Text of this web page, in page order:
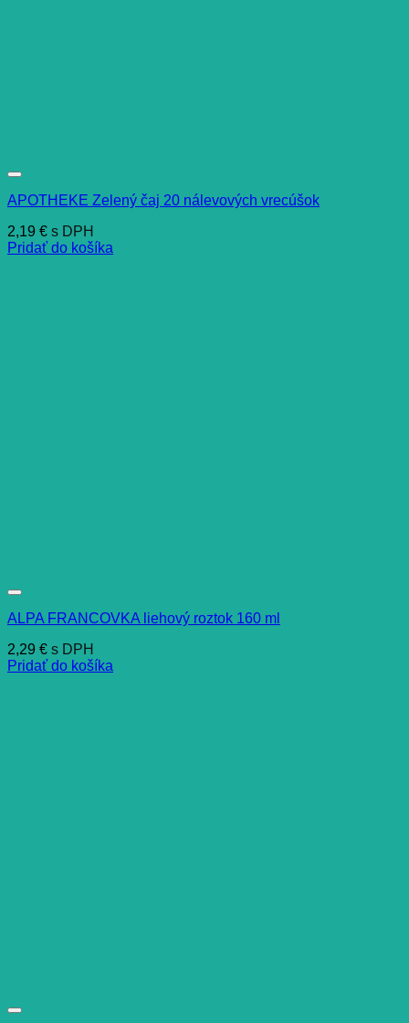
APOTHEKE Zelený čaj 20 nálevových vrecúšok
2,19 € s DPH
Pridať do košíka
ALPA FRANCOVKA liehový roztok 160 ml
2,29 € s DPH
Pridať do košíka